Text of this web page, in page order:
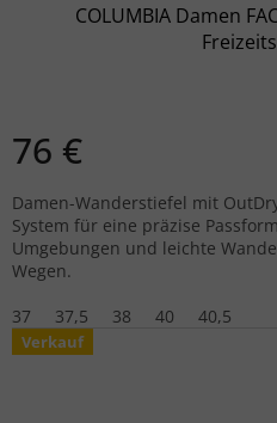
COLUMBIA Damen
76 €
Damen-Wanderstiefel mit
System für eine präzise
Umgebungen und leichte
Wegen.
37
37,5 38 40 40,5
Verkauf